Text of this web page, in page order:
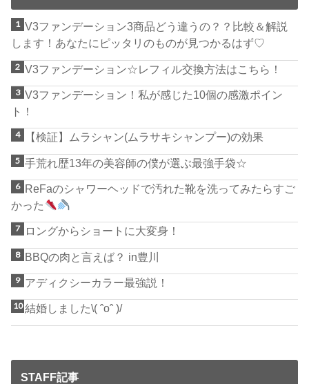
V3ファンデーション3商品どう違うの？？比較＆解説
します！あなたにピッタリのものが見つかるはず♡
V3ファンデーション☆レフィル交換方法はこちら！
V3ファンデーション！私が感じた10個の感激ポイン
ト！
【検証】ムラシャン(ムラサキシャンプー)の効果
手荒れ歴13年の美容師の僕が選ぶ最強手袋☆
ReFaのシャワーヘッドで汚れた靴を洗ってみたらすご
かった
ロングからショートに大変身！
BBQの肉と言えば？ in豊川
アディクシーカラー最強説！
結婚しました\( ˆoˆ )/
STAFF記事